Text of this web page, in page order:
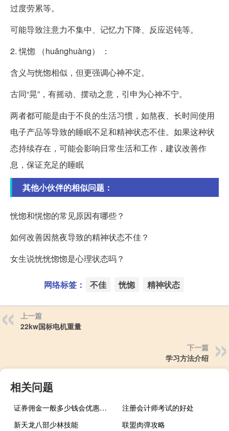
过度劳累等。
可能导致注意力不集中、记忆力下降、反应迟钝等。
2. 愰惚 （huǎnghuàng） ：
含义与恍惚相似，但更强调心神不定。
古同“晃”，有摇动、摆动之意，引申为心神不宁。
两者都可能是由于不良的生活习惯，如熬夜、长时间使用
电子产品等导致的睡眠不足和精神状态不佳。如果这种状
态持续存在，可能会影响日常生活和工作，建议改善作
息，保证充足的睡眠
其他小伙伴的相似问题：
恍惚和愰惚的常见原因有哪些？
如何改善因熬夜导致的精神状态不佳？
女生说恍恍惚惚是心理状态吗？
网络标签： 不佳 恍惚 精神状态
上一篇
22kw国标电机重量
下一篇
学习方法介绍
相关问题
证券佣金一般多少钱会优惠（证券佣金一般是多少）
注册会计师考试的好处
新天龙八部少林技能
联盟肉弹攻略